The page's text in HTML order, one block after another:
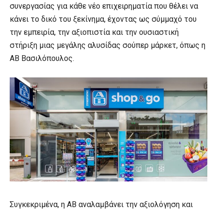
συνεργασίας για κάθε νέο επιχειρηματία που θέλει να
κάνει το δικό του ξεκίνημα, έχοντας ως σύμμαχό του
την εμπειρία, την αξιοπιστία και την ουσιαστική
στήριξη μιας μεγάλης αλυσίδας σούπερ μάρκετ, όπως η
ΑΒ Βασιλόπουλος.
Συγκεκριμένα, η ΑΒ αναλαμβάνει την αξιολόγηση και